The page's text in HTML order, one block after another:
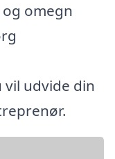
omegn
udvide din